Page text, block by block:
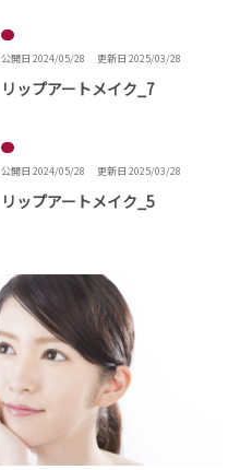
公開日 2024/05/28 更新日 2025/03/28
リップアートメイク_7
公開日 2024/05/28 更新日 2025/03/28
リップアートメイク_5